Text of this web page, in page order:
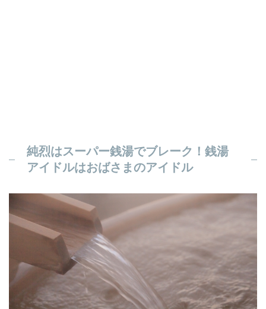
純烈はスーパー銭湯でブレーク！銭湯
アイドルはおばさまのアイドル